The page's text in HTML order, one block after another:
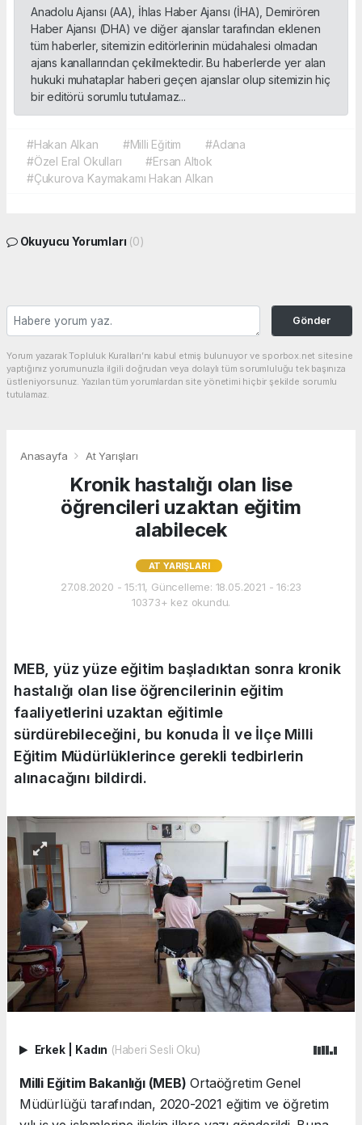
Anadolu Ajansı (AA), İhlas Haber Ajansı (İHA), Demirören
Haber Ajansı (DHA) ve diğer ajanslar tarafından eklenen
tüm haberler, sitemizin editörlerinin müdahalesi olmadan
ajans kanallarından çekilmektedir. Bu haberlerde yer alan
hukuki muhataplar haberi geçen ajanslar olup sitemizin hiç
bir editörü sorumlu tutulamaz...
#Hakan Alkan #Milli Eğitim
#Adana
#Özel Eral Okulları
#Ersan Altıok
#Çukurova Kaymakamı Hakan Alkan
Okuyucu Yorumları (0)
Gönder
Yorum yazarak Topluluk Kuralları’nı kabul etmiş bulunuyor ve sporbox.net sitesine
yaptığınız yorumunuzla ilgili doğrudan veya dolaylı tüm sorumluluğu tek başınıza
üstleniyorsunuz. Yazılan tüm yorumlardan site yönetimi hiçbir şekilde sorumlu
tutulamaz.
Anasayfa At Yarışları
Kronik hastalığı olan lise
öğrencileri uzaktan eğitim
alabilecek
AT YARIŞLARI
27.08.2020 - 15:11, Güncelleme: 18.05.2021 - 16:23
10373+ kez okundu.
MEB, yüz yüze eğitim başladıktan sonra kronik
hastalığı olan lise öğrencilerinin eğitim
faaliyetlerini uzaktan eğitimle
sürdürebileceğini, bu konuda İl ve İlçe Milli
Eğitim Müdürlüklerince gerekli tedbirlerin
alınacağını bildirdi.
Erkek Kadın (Haberi Sesli Oku)
Milli Eğitim Bakanlığı (MEB) Ortaöğretim Genel
Müdürlüğü tarafından, 2020-2021 eğitim ve öğretim